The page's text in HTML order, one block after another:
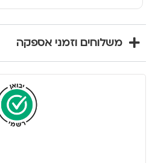
משלוחים וזמני אספקה